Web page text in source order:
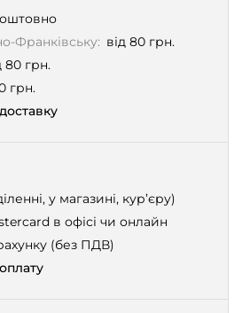
Франківську: від 80 грн.
80 грн.
грн.
доставку
у магазині, кур’єру)
в офісі чи онлайн
(без ПДВ)
оплату